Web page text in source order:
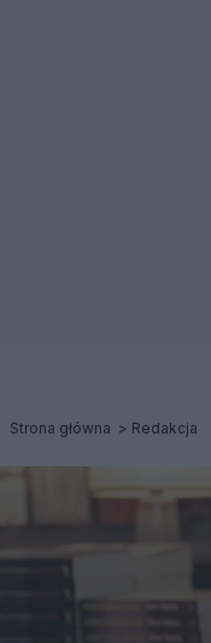
Strona główna Redakcja